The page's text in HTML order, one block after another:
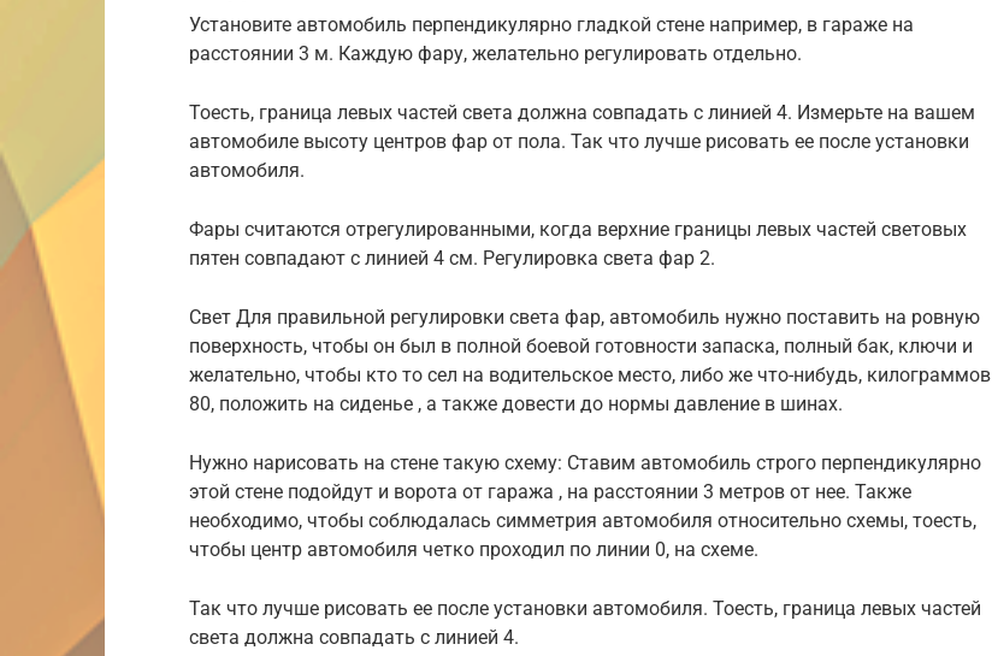
Установите автомобиль перпендикулярно гладкой стене например, в гараже на
расстоянии 3 м. Каждую фару, желательно регулировать отдельно.
Тоесть, граница левых частей света должна совпадать с линией 4. Измерьте на вашем
автомобиле высоту центров фар от пола. Так что лучше рисовать ее после установки
автомобиля.
Фары считаются отрегулированными, когда верхние границы левых частей световых
пятен совпадают с линией 4 см. Регулировка света фар 2.
Свет Для правильной регулировки света фар, автомобиль нужно поставить на ровную
поверхность, чтобы он был в полной боевой готовности запаска, полный бак, ключи и
желательно, чтобы кто то сел на водительское место, либо же что-нибудь, килограммов
80, положить на сиденье , а также довести до нормы давление в шинах.
Нужно нарисовать на стене такую схему: Ставим автомобиль строго перпендикулярно
этой стене подойдут и ворота от гаража , на расстоянии 3 метров от нее. Также
необходимо, чтобы соблюдалась симметрия автомобиля относительно схемы, тоесть,
чтобы центр автомобиля четко проходил по линии 0, на схеме.
Так что лучше рисовать ее после установки автомобиля. Тоесть, граница левых частей
света должна совпадать с линией 4.